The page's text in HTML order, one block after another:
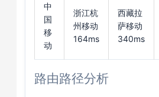
中
国
移
动
浙江杭
州移动
164ms
西藏拉
萨移动
340ms
路由路径分析